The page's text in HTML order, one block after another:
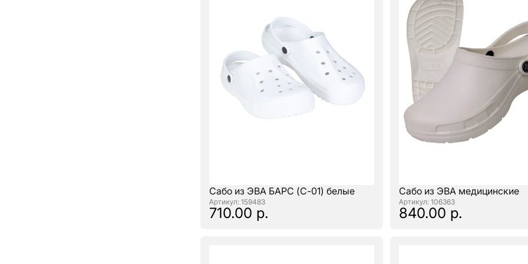
Сабо из ЭВА БАРС (С-01) белые
: 159483
710.00 р.
Сабо из ЭВА медицинские
: 106363
840.00 р.